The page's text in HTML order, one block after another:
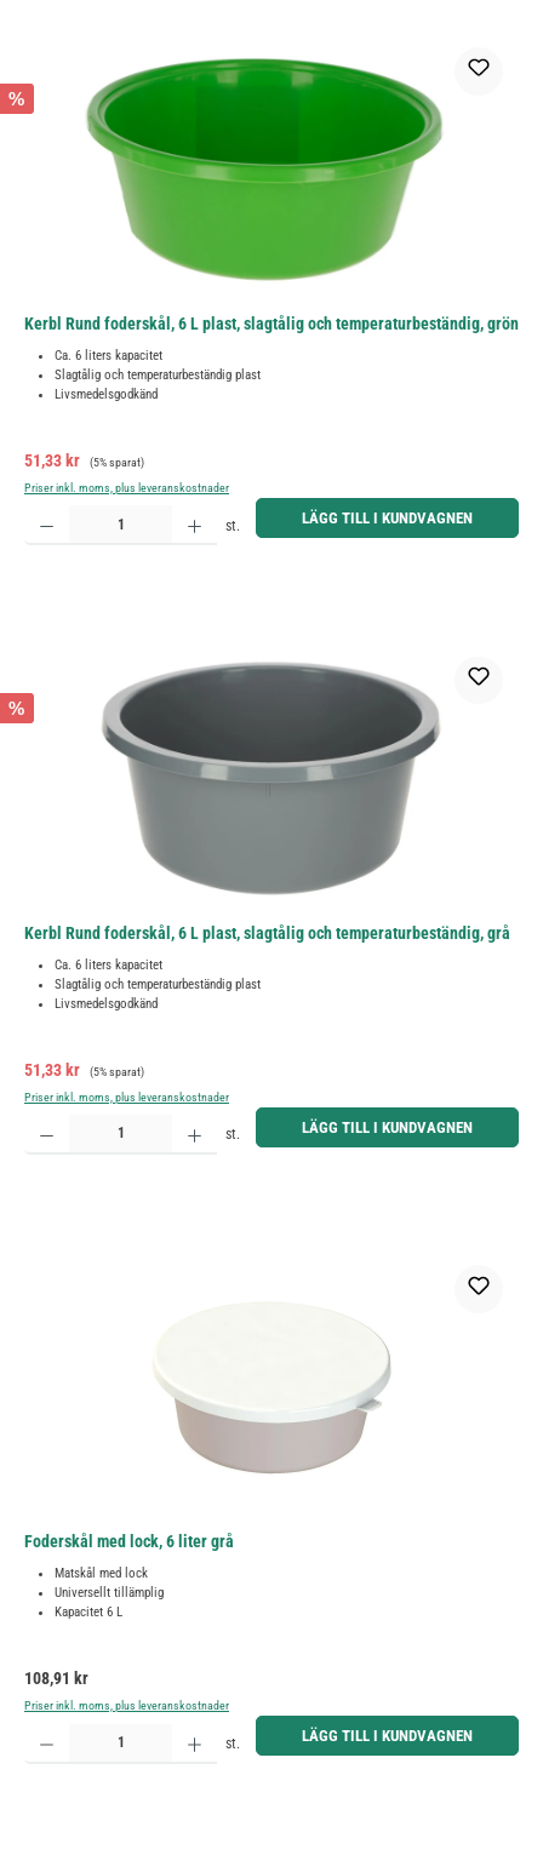
%
Kerbl Rund foderskål, 6 L plast, slagtålig och temperaturbeständig, grön
Ca. 6 liters kapacitet
Slagtålig och temperaturbeständig plast
Livsmedelsgodkänd
Försäljningspris:
51,33 kr Ordinarie pris:
(5% sparat)
Priser inkl. moms, plus leveranskostnader
Produktkvantitet: Ange önskat belopp eller använd knapparna för att öka eller minska kvantiteten.
st. LÄGG TILL I KUNDVAGNEN
%
Kerbl Rund foderskål, 6 L plast, slagtålig och temperaturbeständig, grå
Ca. 6 liters kapacitet
Slagtålig och temperaturbeständig plast
Livsmedelsgodkänd
Försäljningspris:
51,33 kr Ordinarie pris:
(5% sparat)
Priser inkl. moms, plus leveranskostnader
Produktkvantitet: Ange önskat belopp eller använd knapparna för att öka eller minska kvantiteten.
st. LÄGG TILL I KUNDVAGNEN
Foderskål med lock, 6 liter grå
Matskål med lock
Universellt tillämplig
Kapacitet 6 L
Ordinarie pris:
108,91 kr
Priser inkl. moms, plus leveranskostnader
Produktkvantitet: Ange önskat belopp eller använd knapparna för att öka eller minska kvantiteten.
st. LÄGG TILL I KUNDVAGNEN